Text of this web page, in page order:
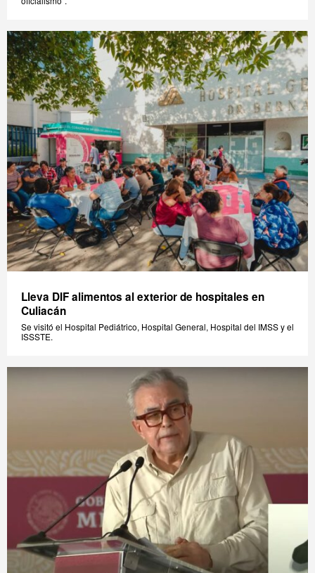
Lleva DIF alimentos al exterior de hospitales en
Culiacán
Se visitó el Hospital Pediátrico, Hospital General, Hospital del IMSS y el
ISSSTE.